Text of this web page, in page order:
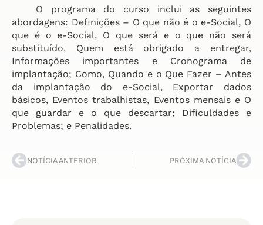
O programa do curso inclui as seguintes
abordagens: Definições – O que não é o e-Social, O
que é o e-Social, O que será e o que não será
substituído, Quem está obrigado a entregar,
Informações importantes e Cronograma de
implantação; Como, Quando e o Que Fazer – Antes
da implantação do e-Social, Exportar dados
básicos, Eventos trabalhistas, Eventos mensais e O
que guardar e o que descartar; Dificuldades e
Problemas; e Penalidades.
NOTÍCIA ANTERIOR PRÓXIMA NOTÍCIA